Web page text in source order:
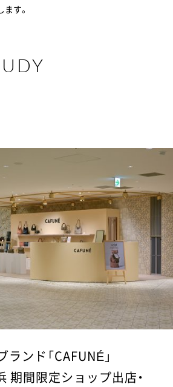
す。
ンド「CAFUNÉ」
期間限定ショップ出店・